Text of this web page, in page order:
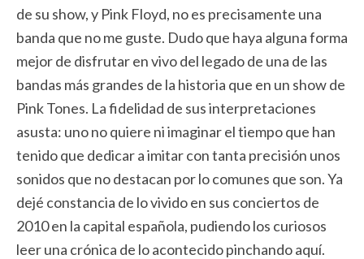
de su show, y Pink Floyd, no es precisamente una
banda que no me guste. Dudo que haya alguna forma
mejor de disfrutar en vivo del legado de una de las
bandas más grandes de la historia que en un show de
Pink Tones. La fidelidad de sus interpretaciones
asusta: uno no quiere ni imaginar el tiempo que han
tenido que dedicar a imitar con tanta precisión unos
sonidos que no destacan por lo comunes que son. Ya
dejé constancia de lo vivido en sus conciertos de
2010 en la capital española, pudiendo los curiosos
leer una crónica de lo acontecido pinchando aquí.